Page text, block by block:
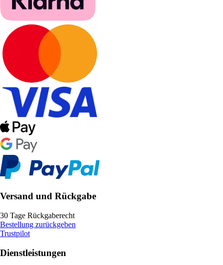
Versand und Rückgabe
30 Tage Rückgaberecht
Bestellung zurückgeben
Trustpilot
Dienstleistungen